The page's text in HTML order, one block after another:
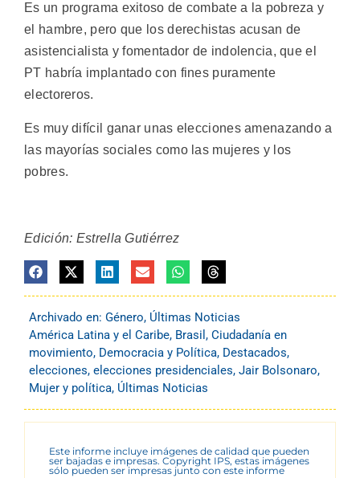
Es un programa exitoso de combate a la pobreza y
el hambre, pero que los derechistas acusan de
asistencialista y fomentador de indolencia, que el
PT habría implantado con fines puramente
electoreros.
Es muy difícil ganar unas elecciones amenazando a
las mayorías sociales como las mujeres y los
pobres.
Edición: Estrella Gutiérrez
Archivado en: Género, Últimas Noticias
América Latina y el Caribe, Brasil , Ciudadanía en
movimiento, Democracia y Política, Destacados,
elecciones, elecciones presidenciales, Jair Bolsonaro,
Mujer y política, Últimas Noticias
Este informe incluye imágenes de calidad que pueden
ser bajadas e impresas. Copyright IPS, estas imágenes
sólo pueden ser impresas junto con este informe